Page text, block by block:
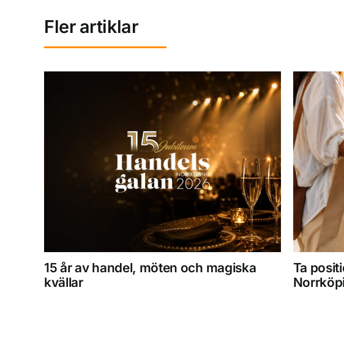
Fler artiklar
15 år av handel, möten och magiska
kvällar
Ta